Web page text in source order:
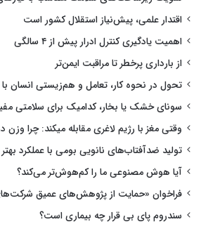
اقتدار علمی، پیش‌نیاز استقلال کشور است
اهمیت یادگیری کنترل ادرار پیش از ۴ سالگی
از بارداری پرخطر تا مراقبت ایمن‌تر
تحول در نحوه کار، تعامل و هم‌زیستی انسان
سونای خشک یا بخار، کدامیک برای سلامتی
وقتی مغز با رژیم لاغری مقابله میکند: چرا وزن
تولید ضدآفتاب‌های نانویی بومی با عملکرد بهتر
آیا هوش مصنوعی ما را کم‌هوش‌تر می‌کند؟
فراخوان «حمایت از پژوهش‌های عمیق
سندروم پای بی قرار چه بیماری است؟